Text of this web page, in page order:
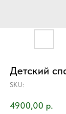
Детский
SKU:
4900,00 р.